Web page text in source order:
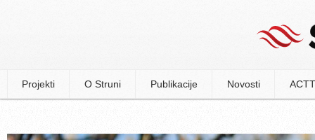
Projekti O Struni Publikacije Novosti